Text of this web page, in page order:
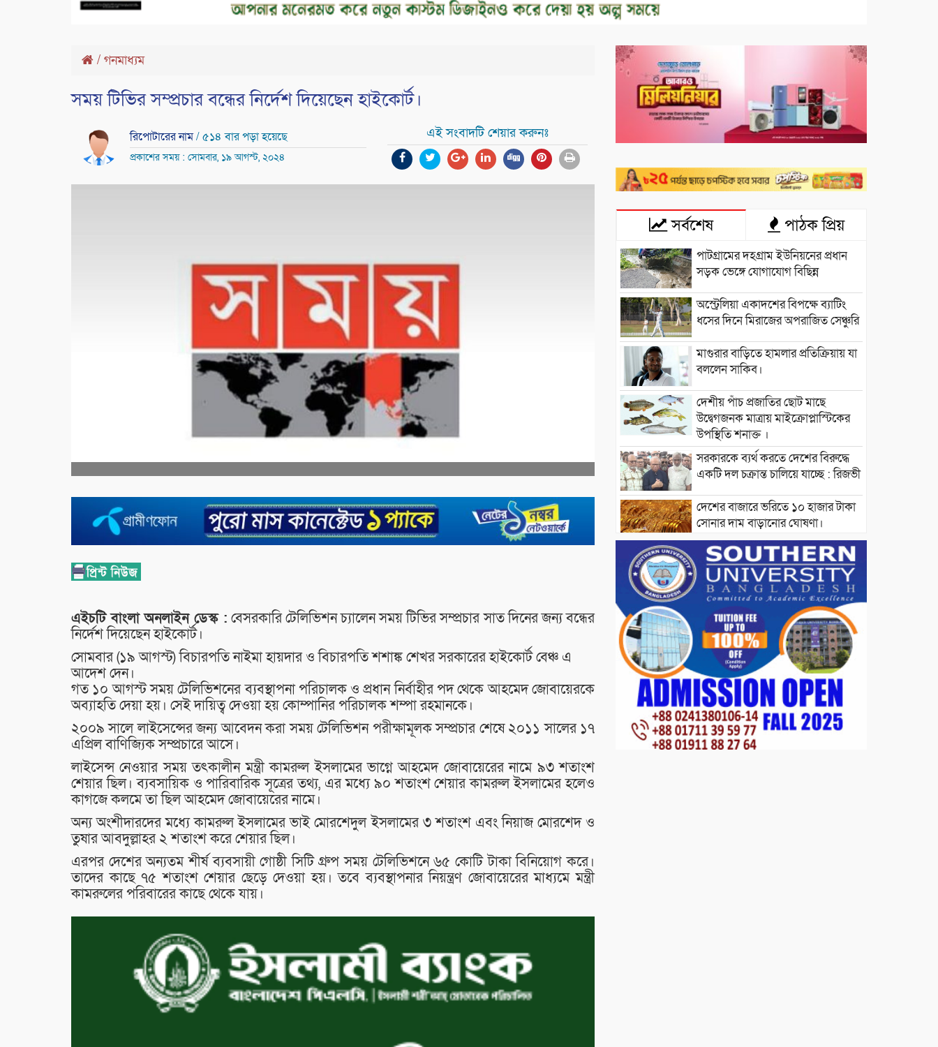
/ গনমাধ্যম
সময় টিভির সম্প্রচার বন্ধের নির্দেশ দিয়েছেন হাইকোর্ট।
রিপোটারের নাম/ ৫১৪ বার পড়া হয়েছে
প্রকাশের সময় : সোমবার, ১৯ আগস্ট, ২০২৪
এই সংবাদটি শেয়ার করুনঃ
এইচটি বাংলা অনলাইন ডেস্ক : বেসরকারি টেলিভিশন চ্যালেন সময় টিভির সম্প্রচার সাত দিনের জন্য বন্ধের
নির্দেশ দিয়েছেন হাইকোর্ট।
সোমবার (১৯ আগস্ট) বিচারপতি নাইমা হায়দার ও বিচারপতি শশাঙ্ক শেখর সরকারের হাইকোর্ট বেঞ্চ এ
আদেশ দেন।
গত ১০ আগস্ট সময় টেলিভিশনের ব্যবস্থাপনা পরিচালক ও প্রধান নির্বাহীর পদ থেকে আহমেদ জোবায়েরকে
অব্যাহতি দেয়া হয়। সেই দায়িত্ব দেওয়া হয় কোম্পানির পরিচালক শম্পা রহমানকে।
২০০৯ সালে লাইসেন্সের জন্য আবেদন করা সময় টেলিভিশন পরীক্ষামূলক সম্প্রচার শেষে ২০১১ সালের ১৭
এপ্রিল বাণিজ্যিক সম্প্রচারে আসে।
লাইসেন্স নেওয়ার সময় তৎকালীন মন্ত্রী কামরুল ইসলামের ভাগ্নে আহমেদ জোবায়েরের নামে ৯৩ শতাংশ
শেয়ার ছিল। ব্যবসায়িক ও পারিবারিক সূত্রের তথ্য, এর মধ্যে ৯০ শতাংশ শেয়ার কামরুল ইসলামের হলেও
কাগজে কলমে তা ছিল আহমেদ জোবায়েরের নামে।
অন্য অংশীদারদের মধ্যে কামরুল ইসলামের ভাই মোরশেদুল ইসলামের ৩ শতাংশ এবং নিয়াজ মোরশেদ ও
তুষার আবদুল্লাহর ২ শতাংশ করে শেয়ার ছিল।
এরপর দেশের অন্যতম শীর্ষ ব্যবসায়ী গোষ্ঠী সিটি গ্রুপ সময় টেলিভিশনে ৬৫ কোটি টাকা বিনিয়োগ করে।
তাদের কাছে ৭৫ শতাংশ শেয়ার ছেড়ে দেওয়া হয়। তবে ব্যবস্থাপনার নিয়ন্ত্রণ জোবায়েরের মাধ্যমে মন্ত্রী
কামরুলের পরিবারের কাছে থেকে যায়।
সর্বশেষ পাঠক প্রিয়
পাটগ্রামের দহগ্রাম ইউনিয়নের প্রধান
সড়ক ভেঙ্গে যোগাযোগ বিছিন্ন
অস্ট্রেলিয়া একাদশের বিপক্ষে ব্যাটিং
ধসের দিনে মিরাজের অপরাজিত সেঞ্চুরি
মাগুরার বাড়িতে হামলার প্রতিক্রিয়ায় যা
বললেন সাকিব।
দেশীয় পাঁচ প্রজাতির ছোট মাছে
উদ্বেগজনক মাত্রায় মাইক্রোপ্লাস্টিকের
উপস্থিতি শনাক্ত ।
সরকারকে ব্যর্থ করতে দেশের বিরুদ্ধে
একটি দল চক্রান্ত চালিয়ে যাচ্ছে : রিজভী
দেশের বাজারে ভরিতে ১০ হাজার টাকা
সোনার দাম বাড়ানোর ঘোষণা।
ভারপ্রাপ্ত রাষ্ট্রপতি হাফিজ উদ্দিন
আহমদের সাথে এইচটি বাংলা অনলাইন
পোর্টাল ও আইপি টিভির সম্পাদক মোঃ
ইসমাইল হোসেনের সৌজন্য সাক্ষাৎ।
পাটগ্রামে জুলাই অভ্যুত্থান দিবস
উপলক্ষে ১১দলীয় গণ মিছিল ও গণ
সমাবেশ অনুষ্ঠিত
পোরশায় গণঅভ্যুত্থান দিবসে শহিদ ও
জুলাই যোদ্ধাদের সংবর্ধনা।
১১ দলীয় ঐক্য পোরশা উপজেলা শাখার
আয়োজনে ৫ আগস্ট জুলাই অভ্যুত্থানের